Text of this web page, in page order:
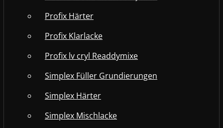
Profix Härter
Profix Klarlacke
Profix lv cryl Readdymixe
Simplex Füller Grundierungen
Simplex Härter
Simplex Mischlacke